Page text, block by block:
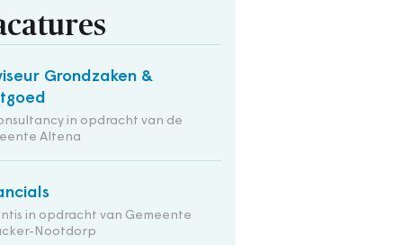
Grondzaken &
in opdracht van de
Altena
in opdracht van Gemeente
Nootdorp